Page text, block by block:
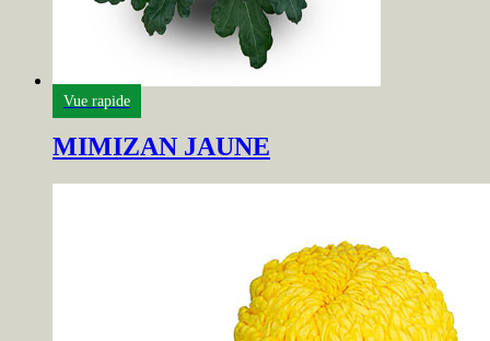
Vue rapide
MIMIZAN JAUNE